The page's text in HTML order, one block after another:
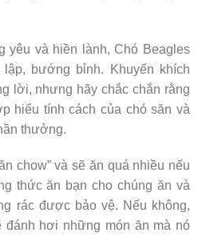
yêu và hiền lành, Chó Beagles
bướng bỉnh. Khuyến khích
lời, nhưng hãy chắc chắn rằng
hiểu tính cách của chó săn và
thưởng.
chow” và sẽ ăn quá nhiều nếu
thức ăn bạn cho chúng ăn và
rác được bảo vệ. Nếu không,
đánh hơi những món ăn mà nó